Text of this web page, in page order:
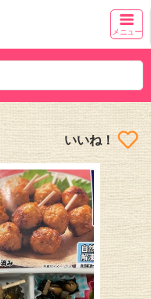
メニュー
いいね！